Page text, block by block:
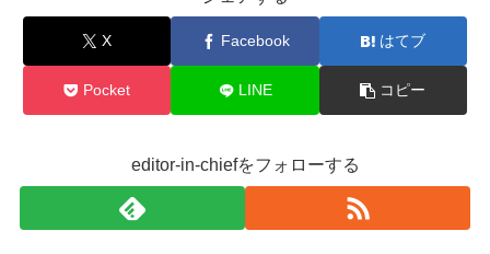
X Facebook はてブ
Pocket LINE コピー
editor-in-chiefをフォローする